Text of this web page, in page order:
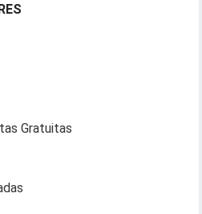
Gratuitas